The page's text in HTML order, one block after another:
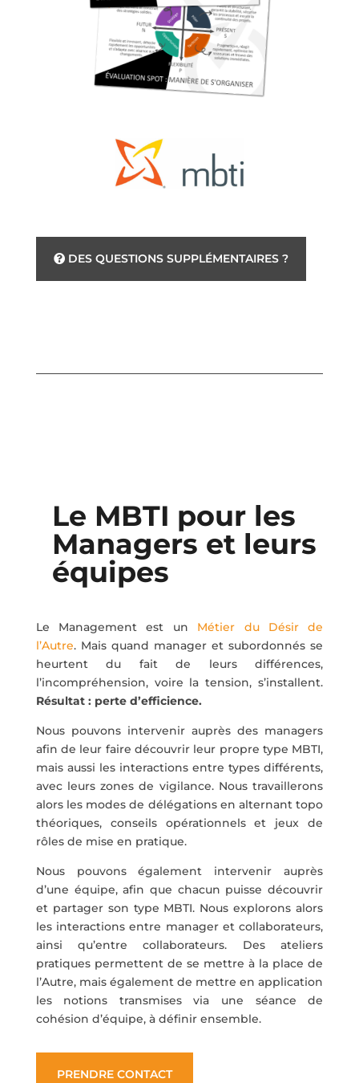
DES QUESTIONS SUPPLÉMENTAIRES ?
Le MBTI pour les
Managers et leurs
équipes
Le Management est un Métier du Désir de
l’Autre. Mais quand manager et subordonnés se
heurtent du fait de leurs différences,
l’incompréhension, voire la tension, s’installent.
Résultat : perte d’efficience.
Nous pouvons intervenir auprès des managers
afin de leur faire découvrir leur propre type MBTI,
mais aussi les interactions entre types différents,
avec leurs zones de vigilance. Nous travaillerons
alors les modes de délégations en alternant topo
théoriques, conseils opérationnels et jeux de
rôles de mise en pratique.
Nous pouvons également intervenir auprès
d’une équipe, afin que chacun puisse découvrir
et partager son type MBTI. Nous explorons alors
les interactions entre manager et collaborateurs,
ainsi qu’entre collaborateurs. Des ateliers
pratiques permettent de se mettre à la place de
l’Autre, mais également de mettre en application
les notions transmises via une séance de
cohésion d’équipe, à définir ensemble.
PRENDRE CONTACT